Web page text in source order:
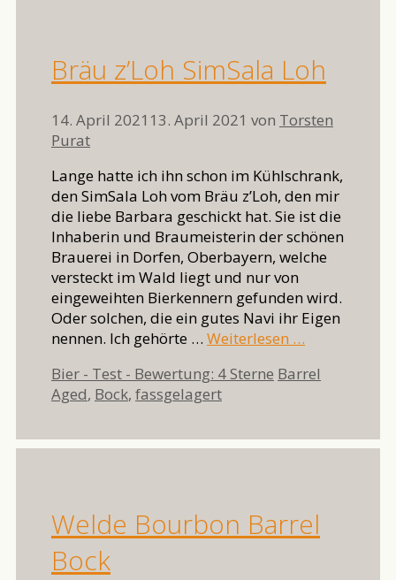
Bräu z’Loh SimSala Loh
14. April 2021 13. April 2021 von Torsten
Purat
Lange hatte ich ihn schon im Kühlschrank,
den SimSala Loh vom Bräu z’Loh, den mir
die liebe Barbara geschickt hat. Sie ist die
Inhaberin und Braumeisterin der schönen
Brauerei in Dorfen, Oberbayern, welche
versteckt im Wald liegt und nur von
eingeweihten Bierkennern gefunden wird.
Oder solchen, die ein gutes Navi ihr Eigen
nennen. Ich gehörte … Weiterlesen …
Kategorien
Bier - Test - Bewertung: 4 Sterne Schlagwörter
Barrel
Aged, Bock, fassgelagert
Welde Bourbon Barrel
Bock